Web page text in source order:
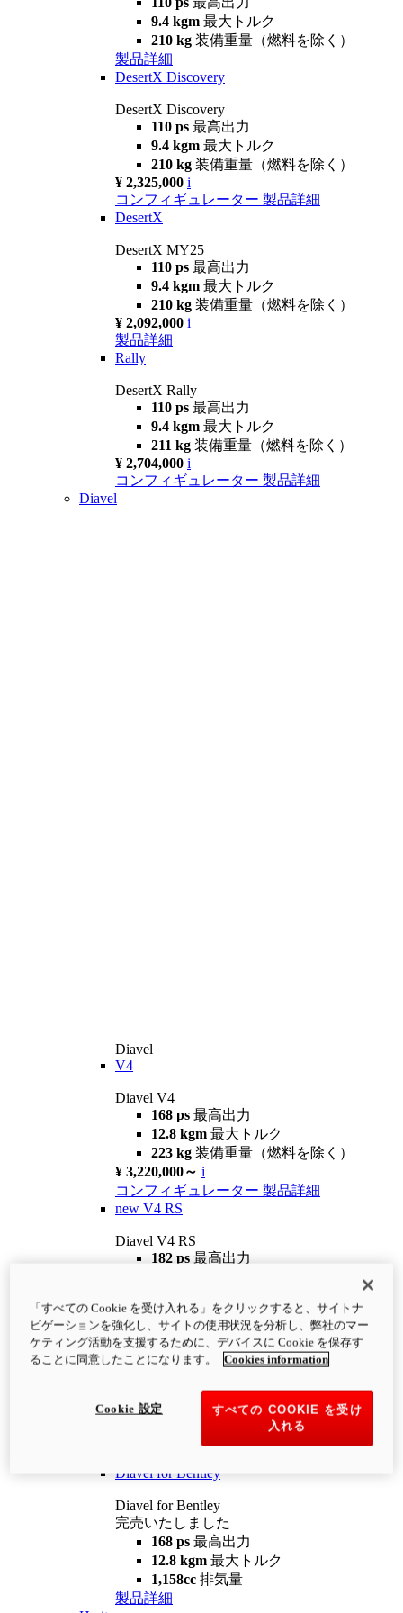
9.4 kgm 最大トルク
210 kg 装備重量（燃料を除く）
製品詳細
DesertX Discovery
DesertX Discovery
110 ps 最高出力
9.4 kgm 最大トルク
210 kg 装備重量（燃料を除く）
¥ 2,325,000 i
コンフィギュレーター 製品詳細
DesertX
DesertX MY25
110 ps 最高出力
9.4 kgm 最大トルク
210 kg 装備重量（燃料を除く）
¥ 2,092,000 i
製品詳細
Rally
DesertX Rally
110 ps 最高出力
9.4 kgm 最大トルク
211 kg 装備重量（燃料を除く）
¥ 2,704,000 i
コンフィギュレーター 製品詳細
Diavel
Diavel
V4
Diavel V4
168 ps 最高出力
12.8 kgm 最大トルク
223 kg 装備重量（燃料を除く）
¥ 3,220,000～ i
コンフィギュレーター 製品詳細
new V4 RS
Diavel V4 RS
182 ps 最高出力
¥4,400,000 i
コンフィギュレーター 製品詳細
newV4 RS 100
12.2 kgm
最大トルク
装備重量（燃料を除く）
Diavel for Bentley
Diavel for Bentley
完売いたしました
168 ps 最高出力
12.8 kgm 最大トルク
1,158cc 排気量
製品詳細
「すべての Cookie を受け入れる」をクリックすると、サイトナ
ビゲーションを強化し、サイトの使用状況を分析し、弊社のマー
ケティング活動を支援するために、デバイスに Cookie を保存す
ることに同意したことになります。
Cookies information
すべての COOKIE を受け
入れる
Cookie 設定